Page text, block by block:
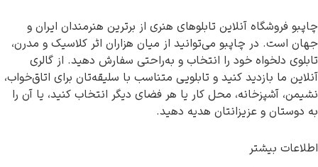
چاپبو فروشگاه آنلاین تابلوهای هنری از برترین هنرمندان ایران و
جهان است. در چاپبو می‌توانید از میان هزاران اثر کلاسیک و مدرن،
تابلوی دلخواه خود را انتخاب و به‌راحتی سفارش دهید. از گالری
آنلاین ما بازدید کنید و تابلویی متناسب با سلیقه‌تان برای اتاق‌خواب،
نشیمن، آشپزخانه، محل کار یا هر فضای دیگر انتخاب کنید، یا آن را
به دوستان و عزیزانتان هدیه دهید.
اطلاعات بیشتر